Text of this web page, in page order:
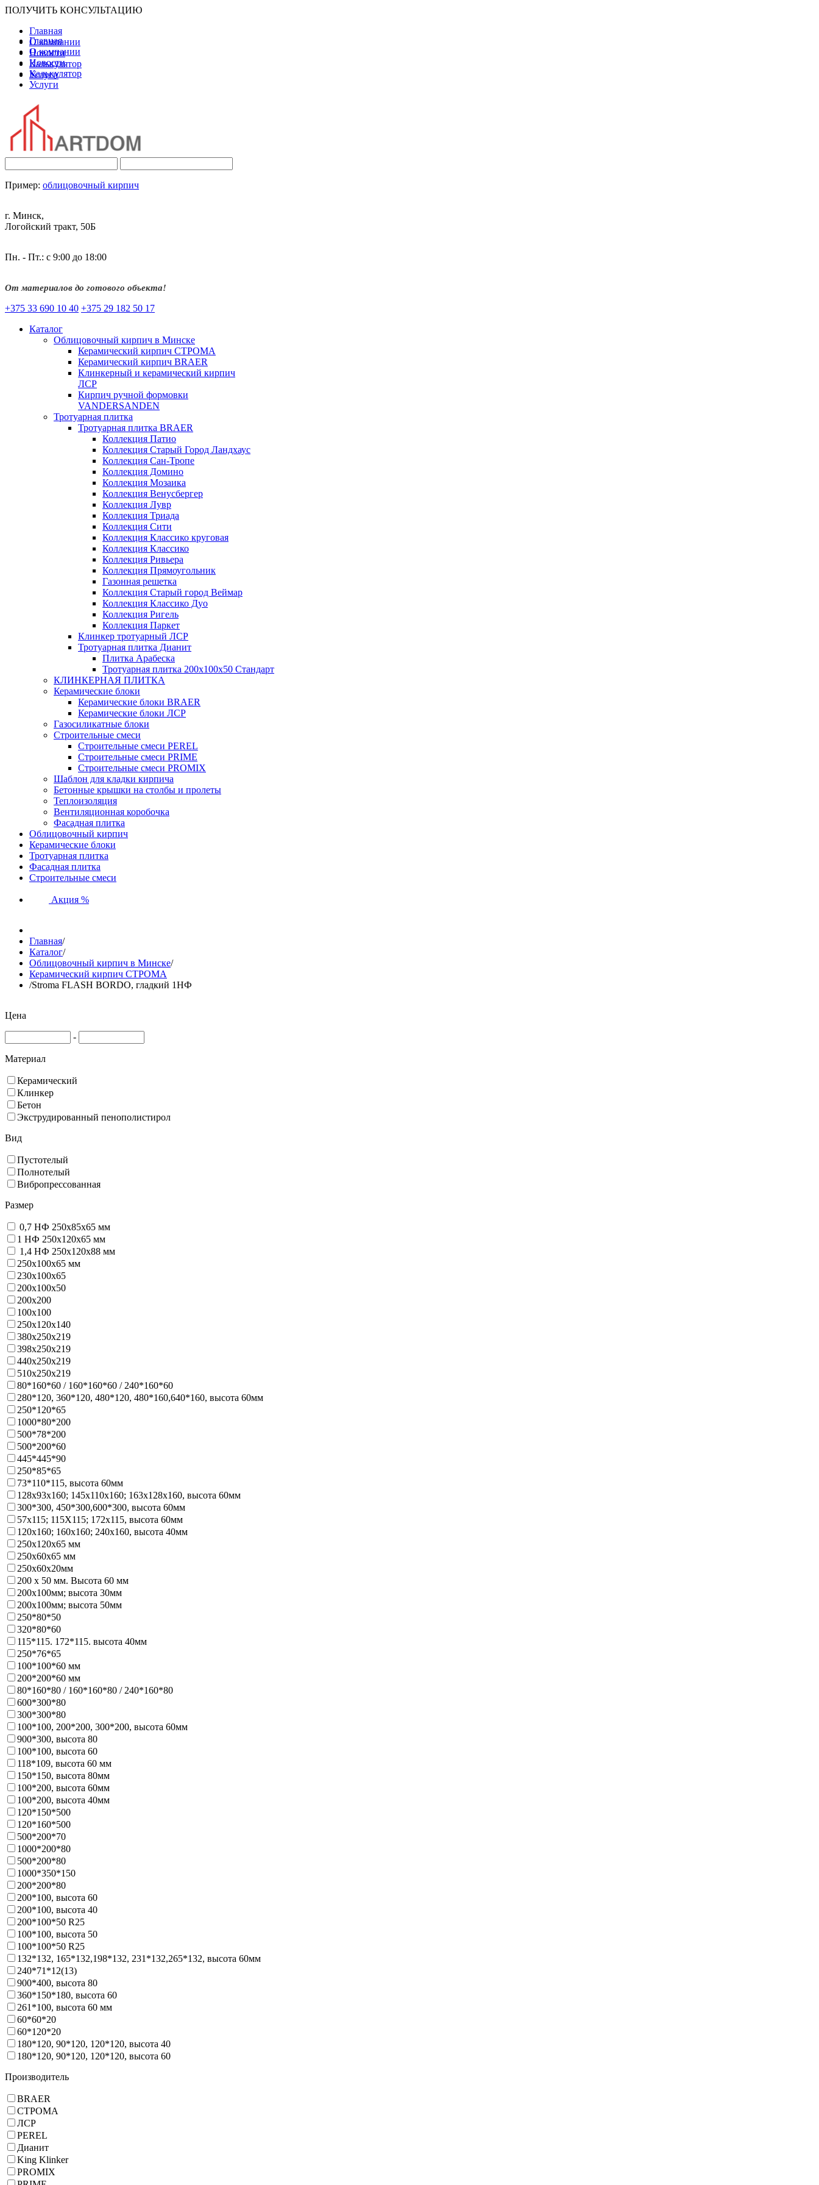
ПОЛУЧИТЬ КОНСУЛЬТАЦИЮ
Главная
О компании
Новости
Калькулятор
Услуги
Главная
О компании
Новости
Калькулятор
Услуги
Пример: облицовочный кирпич
г. Минск,
Логойский тракт, 50Б
Пн. - Пт.: с 9:00 до 18:00
От материалов до готового объекта!
+375 33 690 10 40 +375 29 182 50 17
Каталог
Облицовочный кирпич в Минске
Керамический кирпич СТРОМА
Керамический кирпич BRAER
Клинкерный и керамический кирпич
ЛСР
Кирпич ручной формовки
VANDERSANDEN
Тротуарная плитка
Тротуарная плитка BRAER
Коллекция Патио
Коллекция Старый Город Ландхаус
Коллекция Сан-Тропе
Коллекция Домино
Коллекция Мозаика
Коллекция Венусбергер
Коллекция Лувр
Коллекция Триада
Коллекция Сити
Коллекция Классико круговая
Коллекция Классико
Коллекция Ривьера
Коллекция Прямоугольник
Газонная решетка
Коллекция Старый город Веймар
Коллекция Классико Дуо
Коллекция Ригель
Коллекция Паркет
Клинкер тротуарный ЛСР
Тротуарная плитка Дианит
Плитка Арабеска
Тротуарная плитка 200х100х50 Стандарт
КЛИНКЕРНАЯ ПЛИТКА
Керамические блоки
Керамические блоки BRAER
Керамические блоки ЛСР
Газосиликатные блоки
Строительные смеси
Строительные смеси PEREL
Строительные смеси PRIME
Строительные смеси PROMIX
Шаблон для кладки кирпича
Бетонные крышки на столбы и пролеты
Теплоизоляция
Вентиляционная коробочка
Фасадная плитка
Облицовочный кирпич
Керамические блоки
Тротуарная плитка
Фасадная плитка
Строительные смеси
Акция %
Главная/
Каталог/
Облицовочный кирпич в Минске/
Керамический кирпич СТРОМА
/Stroma FLASH BORDO, гладкий 1НФ
Цена
-
Материал
Керамический
Клинкер
Бетон
Экструдированный пенополистирол
Вид
Пустотелый
Полнотелый
Вибропрессованная
Размер
0,7 НФ 250х85х65 мм
1 НФ 250х120х65 мм
1,4 НФ 250х120х88 мм
250х100х65 мм
230х100х65
200x100x50
200х200
100х100
250х120х140
380х250х219
398х250х219
440х250х219
510х250х219
80*160*60 / 160*160*60 / 240*160*60
280*120, 360*120, 480*120, 480*160,640*160, высота 60мм
250*120*65
1000*80*200
500*78*200
500*200*60
445*445*90
250*85*65
73*110*115, высота 60мм
128х93x160; 145х110x160; 163х128x160, высота 60мм
300*300, 450*300,600*300, высота 60мм
57х115; 115Х115; 172х115, высота 60мм
120х160; 160х160; 240х160, высота 40мм
250х120х65 мм
250х60х65 мм
250х60х20мм
200 х 50 мм. Высота 60 мм
200х100мм; высота 30мм
200х100мм; высота 50мм
250*80*50
320*80*60
115*115. 172*115. высота 40мм
250*76*65
100*100*60 мм
200*200*60 мм
80*160*80 / 160*160*80 / 240*160*80
600*300*80
300*300*80
100*100, 200*200, 300*200, высота 60мм
900*300, высота 80
100*100, высота 60
118*109, высота 60 мм
150*150, высота 80мм
100*200, высота 60мм
100*200, высота 40мм
120*150*500
120*160*500
500*200*70
1000*200*80
500*200*80
1000*350*150
200*200*80
200*100, высота 60
200*100, высота 40
200*100*50 R25
100*100, высота 50
100*100*50 R25
132*132, 165*132,198*132, 231*132,265*132, высота 60мм
240*71*12(13)
900*400, высота 80
360*150*180, высота 60
261*100, высота 60 мм
60*60*20
60*120*20
180*120, 90*120, 120*120, высота 40
180*120, 90*120, 120*120, высота 60
Производитель
BRAER
СТРОМА
ЛСР
PEREL
Дианит
King Klinker
PROMIX